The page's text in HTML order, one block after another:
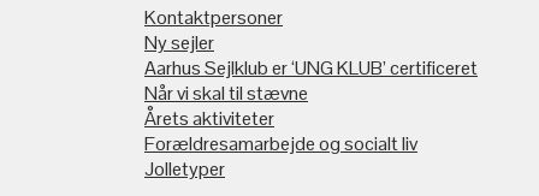
Kontaktpersoner
Ny sejler
Aarhus Sejlklub er ‘UNG KLUB’ certificeret
Når vi skal til stævne
Årets aktiviteter
Forældresamarbejde og socialt liv
Jolletyper